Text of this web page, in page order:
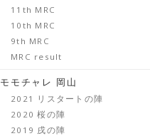
11th MRC
10th MRC
9th MRC
MRC result
モモチャレ 岡山
2021 リスタートの陣
2020 桜の陣
2019 戌の陣